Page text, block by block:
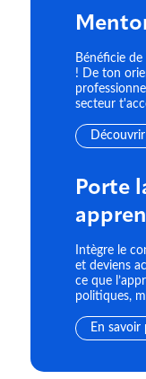
Bénéficie
! De ton
secteur
Découvrir
Porte
Intègre le
et deviens
ce que
politiques,
En savoir